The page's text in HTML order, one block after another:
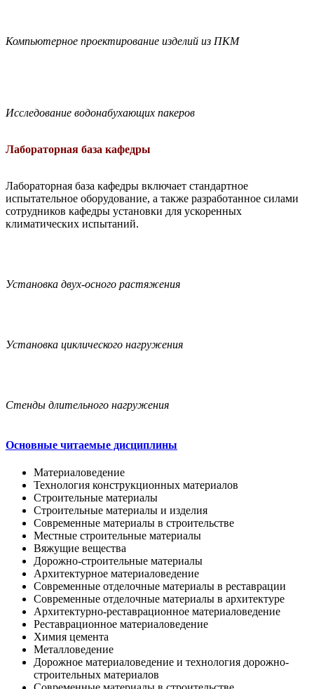
Компьютерное проектирование изделий из ПКМ
Исследование водонабухающих пакеров
Лабораторная база кафедры
Лабораторная база кафедры включает стандартное
испытательное оборудование, а также разработанное силами
сотрудников кафедры установки для ускоренных
климатических испытаний.
Установка двух-осного растяжения
Установка циклического нагружения
Стенды длительного нагружения
Основные читаемые дисциплины
Материаловедение
Технология конструкционных материалов
Строительные материалы
Строительные материалы и изделия
Современные материалы в строительстве
Местные строительные материалы
Вяжущие вещества
Дорожно-строительные материалы
Архитектурное материаловедение
Современные отделочные материалы в реставрации
Современные отделочные материалы в архитектуре
Архитектурно-реставрационное материаловедение
Реставрационное материаловедение
Химия цемента
Металловедение
Дорожное материаловедение и технология дорожно-
строительных материалов